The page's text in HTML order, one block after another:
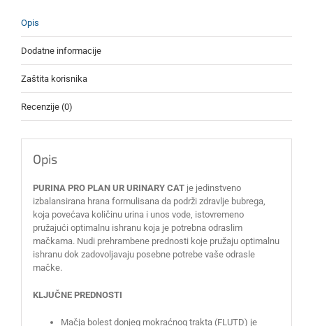
Opis
Dodatne informacije
Zaštita korisnika
Recenzije (0)
Opis
PURINA PRO PLAN UR URINARY CATje jedinstveno
izbalansirana hrana formulisana da podrži zdravlje bubrega,
koja povećava količinu urina i unos vode, istovremeno
pružajući optimalnu ishranu koja je potrebna odraslim
mačkama. Nudi prehrambene prednosti koje pružaju optimalnu
ishranu dok zadovoljavaju posebne potrebe vaše odrasle
mačke.
KLJUČNE PREDNOSTI
Mačja bolest donjeg mokraćnog trakta (FLUTD) je